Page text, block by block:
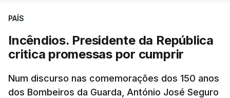
PAÍS
Incêndios. Presidente da República
critica promessas por cumprir
Num discurso nas comemorações dos 150 anos
dos Bombeiros da Guarda, António José Seguro